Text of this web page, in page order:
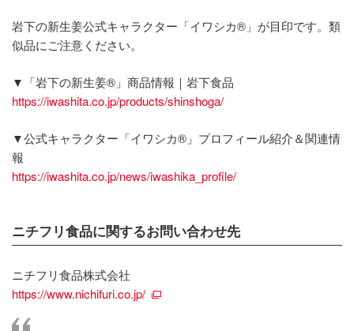
岩下の新生姜公式キャラクター「イワシカ®」が目印です。類
似品にご注意ください。
▼「岩下の新生姜®」商品情報｜岩下食品
https://iwashita.co.jp/products/shinshoga/
▼公式キャラクター「イワシカ®」プロフィール紹介＆関連情
報
https://iwashita.co.jp/news/iwashika_profile/
ニチフリ食品に関するお問い合わせ先
ニチフリ食品株式会社
https://www.nichifuri.co.jp/